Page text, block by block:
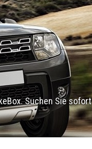
Suchen Sie sofort